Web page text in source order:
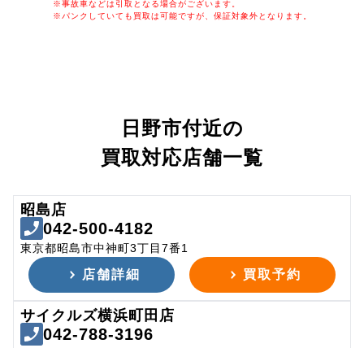
※事故車などは引取となる場合がございます。
※パンクしていても買取は可能ですが、保証対象外となります。
日野市付近の
買取対応店舗一覧
昭島店
042-500-4182
東京都昭島市中神町3丁目7番1
店舗詳細 買取予約
サイクルズ横浜町田店
042-788-3196